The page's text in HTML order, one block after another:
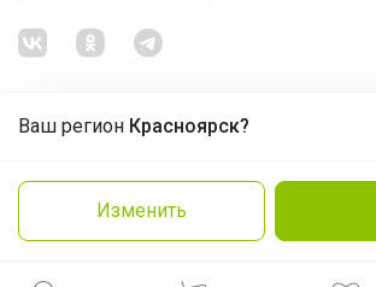
Ваш регион Красноярск?
Изменить
Политика
Cоглашение пользователя
Продолжая использовать этот сайт и